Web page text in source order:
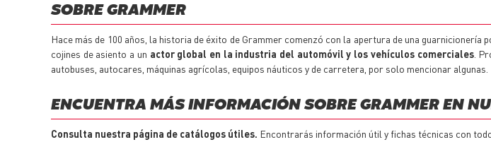
SOBRE GRAMMER
Hace más de 100 años, la historia de éxito de Grammer comenzó con la apertura de una
cojines de asiento a un actor global en la industria del automóvil y los vehículos comerciales.
autobuses, autocares, máquinas agrícolas, equipos náuticos y de carretera, por solo mencionar algunas.
ENCUENTRA MÁS INFORMACIÓN SOBRE GRAMMER EN
Consulta nuestra página de catálogos útiles. Encontrarás información útil y fichas técnicas con